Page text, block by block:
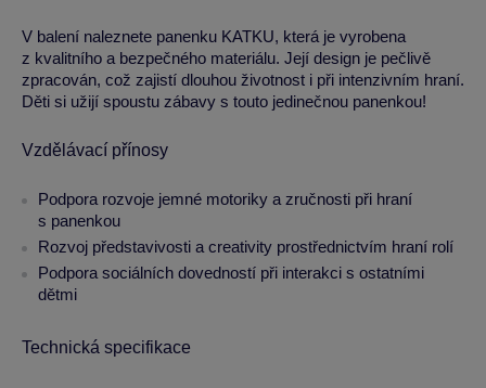
V balení naleznete panenku KATKU, která je vyrobena
z kvalitního a bezpečného materiálu. Její design je pečlivě
zpracován, což zajistí dlouhou životnost i při intenzivním hraní.
Děti si užijí spoustu zábavy s touto jedinečnou panenkou!
Vzdělávací přínosy
Podpora rozvoje jemné motoriky a zručnosti při hraní
s panenkou
Rozvoj představivosti a creativity prostřednictvím hraní rolí
Podpora sociálních dovedností při interakci s ostatními
dětmi
Technická specifikace